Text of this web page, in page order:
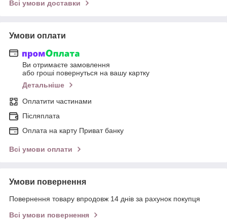
Всі умови доставки
Умови оплати
Ви отримаєте замовлення
або гроші повернуться на вашу картку
Детальніше
Оплатити частинами
Післяплата
Оплата на карту Приват банку
Всі умови оплати
Умови повернення
Повернення товару впродовж 14 днів за рахунок покупця
Всі умови повернення